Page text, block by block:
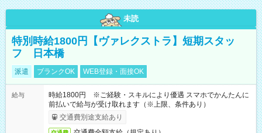
未読
特別時給1800円【ヴァレクストラ】短期スタッ
フ 日本橋
派遣 ブランクOK WEB登録・面接OK
給与
時給1800円 ※ご経験・スキルにより優遇 スマホでかんたんに
前払いで給与が受け取れます（※上限、条件あり）
交通費別途支給あり